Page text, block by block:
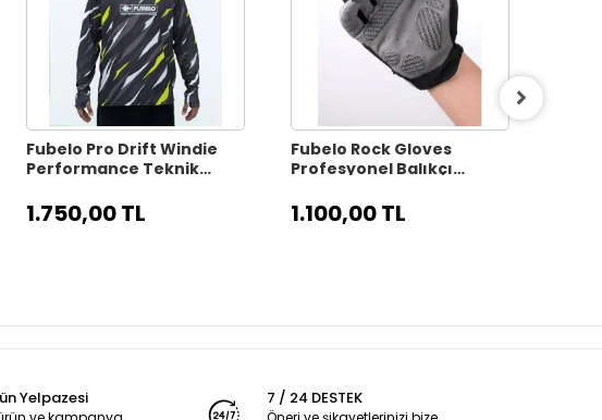
Fubelo Pro Drift Windie
Performance Teknik
Tişörtü - Siyah (2XL
Beden)
1.750,00 TL
Fubelo Rock Gloves
Profesyonel Balıkçı
1.100,00 TL
Yelpazesi 7 / 24 DESTEK